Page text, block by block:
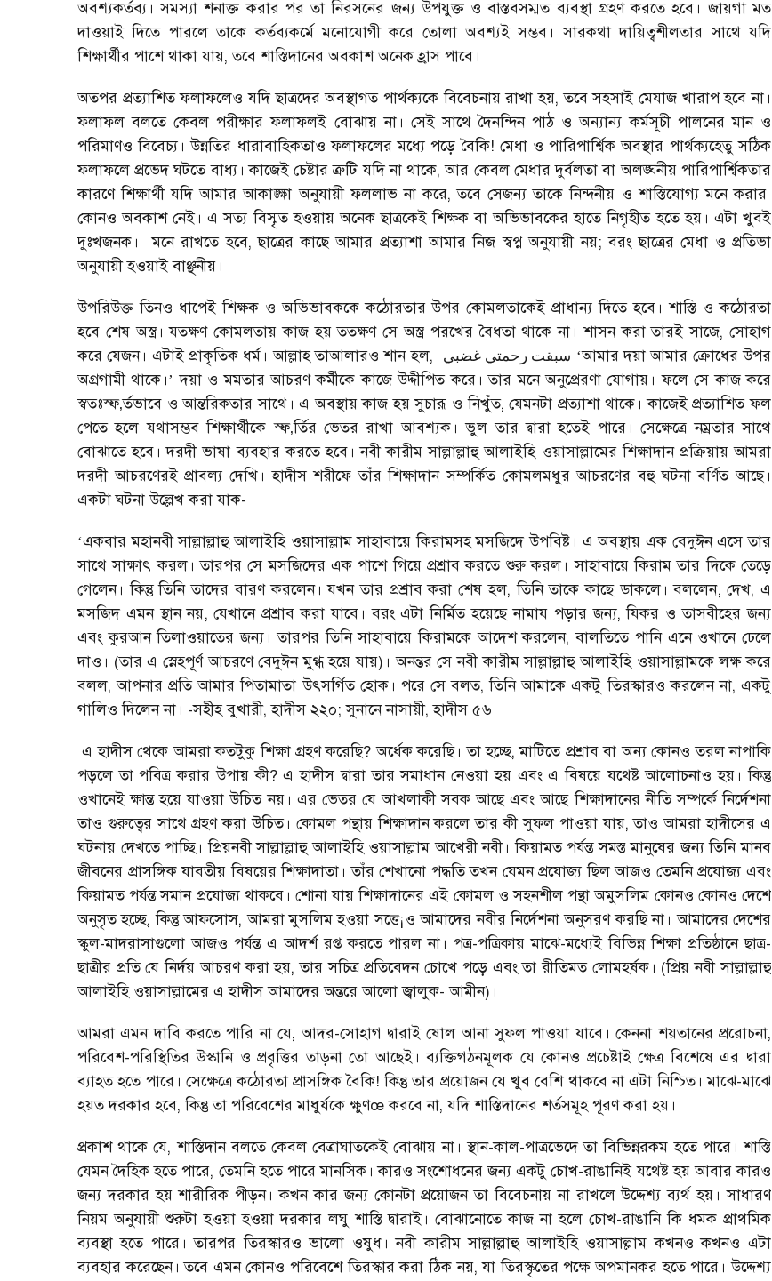
অবশ্যকর্তব্য। সমস্যা শনাক্ত করার পর তা নিরসনের জন্য উপযুক্ত ও বাস্তবসম্মত ব্যবস্থা গ্রহণ করতে হবে। জায়গা মত
দাওয়াই দিতে পারলে তাকে কর্তব্যকর্মে মনোযোগী করে তোলা অবশ্যই সম্ভব। সারকথা দায়িত্বশীলতার সাথে যদি
শিক্ষার্থীর পাশে থাকা যায়,তবে শাস্তিদানের অবকাশ অনেক হ্রাস পাবে।
অতপর প্রত্যাশিত ফলাফলেও যদি ছাত্রদের অবস্থাগত পার্থক্যকে বিবেচনায় রাখা হয়,তবে সহসাই মেযাজ খারাপ হবে না।
ফলাফল বলতে কেবল পরীক্ষার ফলাফলই বোঝায় না। সেই সাথে দৈনন্দিন পাঠ ও অন্যান্য কর্মসূচী পালনের মান ও
পরিমাণও বিবেচ্য। উন্নতির ধারাবাহিকতাও ফলাফলের মধ্যে পড়ে বৈকি! মেধা ও পারিপার্শ্বিক অবস্থার পার্থক্যহেতু সঠিক
ফলাফলে প্রভেদ ঘটতে বাধ্য। কাজেই চেষ্টার ত্রুটি যদি না থাকে,আর কেবল মেধার দুর্বলতা বা অলঙ্ঘনীয় পারিপার্শ্বিকতার
কারণে শিক্ষার্থী যদি আমার আকাঙ্ক্ষা অনুযায়ী ফললাভ না করে,তবে সেজন্য তাকে নিন্দনীয় ও শাস্তিযোগ্য মনে করার
কোনও অবকাশ নেই। এ সত্য বিস্মৃত হওয়ায় অনেক ছাত্রকেই শিক্ষক বা অভিভাবকের হাতে নিগৃহীত হতে হয়। এটা খুবই
দুঃখজনক।
মনে রাখতে হবে,ছাত্রের কাছে আমার প্রত্যাশা আমার নিজ স্বপ্ন অনুযায়ী নয়;বরং ছাত্রের মেধা ও প্রতিভা
অনুযায়ী হওয়াই বাঞ্ছনীয়।
উপরিউক্ত তিনও ধাপেই শিক্ষক ও অভিভাবককে কঠোরতার উপর কোমলতাকেই প্রাধান্য দিতে হবে। শাস্তি ও কঠোরতা
হবে শেষ অস্ত্র। যতক্ষণ কোমলতায় কাজ হয় ততক্ষণ সে অস্ত্র পরখের বৈধতা থাকে না। শাসন করা তারই সাজে, সোহাগ
করে যেজন। এটাই প্রাকৃতিক ধর্ম। আল্লাহ তাআলারও শান হল, سبقت رحمتي غضبي ‘আমার দয়া আমার ক্রোধের উপর
অগ্রগামী থাকে।’দয়া ও মমতার আচরণ কর্মীকে কাজে উদ্দীপিত করে। তার মনে অনুপ্রেরণা যোগায়। ফলে সে কাজ করে
স্বতঃস্ফ‚র্তভাবে ও আন্তরিকতার সাথে। এ অবস্থায় কাজ হয় সুচারূ ও নিখুঁত,যেমনটা প্রত্যাশা থাকে। কাজেই প্রত্যাশিত ফল
পেতে হলে যথাসম্ভব শিক্ষার্থীকে স্ফ‚র্তির ভেতর রাখা আবশ্যক। ভুল তার দ্বারা হতেই পারে। সেক্ষেত্রে নম্রতার সাথে
বোঝাতে হবে। দরদী ভাষা ব্যবহার করতে হবে। নবী কারীম সাল্লাল্লাহু আলাইহি ওয়াসাল্লামের শিক্ষাদান প্রক্রিয়ায় আমরা
দরদী আচরণেরই প্রাবল্য দেখি। হাদীস শরীফে তাঁর শিক্ষাদান সম্পর্কিত কোমলমধুর আচরণের বহু ঘটনা বর্ণিত আছে।
একটা ঘটনা উল্লেখ করা যাক-
‘একবার মহানবী সাল্লাল্লাহু আলাইহি ওয়াসাল্লাম সাহাবায়ে কিরামসহ মসজিদে উপবিষ্ট। এ অবস্থায় এক বেদুঈন এসে তার
সাথে সাক্ষাৎ করল। তারপর সে মসজিদের এক পাশে গিয়ে প্রশ্রাব করতে শুরু করল। সাহাবায়ে কিরাম তার দিকে তেড়ে
গেলেন। কিন্তু তিনি তাদের বারণ করলেন। যখন তার প্রশ্রাব করা শেষ হল,তিনি তাকে কাছে ডাকলে। বললেন,দেখ, এ
মসজিদ এমন স্থান নয়,যেখানে প্রশ্রাব করা যাবে। বরং এটা নির্মিত হয়েছে নামায পড়ার জন্য,যিকর ও তাসবীহের জন্য
এবং কুরআন তিলাওয়াতের জন্য। তারপর তিনি সাহাবায়ে কিরামকে আদেশ করলেন,বালতিতে পানি এনে ওখানে ঢেলে
দাও। (তার এ স্নেহপূর্ণ আচরণে বেদুঈন মুগ্ধ হয়ে যায়)। অনন্তর সে নবী কারীম সাল্লাল্লাহু আলাইহি ওয়াসাল্লামকে লক্ষ করে
বলল,আপনার প্রতি আমার পিতামাতা উৎসর্গিত হোক। পরে সে বলত,তিনি আমাকে একটু তিরস্কারও করলেন না, একটু
গালিও দিলেন না। -সহীহ বুখারী,হাদীস ২২০;সুনানে নাসায়ী,হাদীস ৫৬
এ হাদীস থেকে আমরা কতটুকু শিক্ষা গ্রহণ করেছি?অর্ধেক করেছি। তা হচ্ছে,মাটিতে প্রশ্রাব বা অন্য কোনও তরল নাপাকি
পড়লে তা পবিত্র করার উপায় কী?এ হাদীস দ্বারা তার সমাধান নেওয়া হয় এবং এ বিষয়ে যথেষ্ট আলোচনাও হয়। কিন্তু
ওখানেই ক্ষান্ত হয়ে যাওয়া উচিত নয়। এর ভেতর যে আখলাকী সবক আছে এবং আছে শিক্ষাদানের নীতি সম্পর্কে নির্দেশনা
তাও গুরুত্বের সাথে গ্রহণ করা উচিত। কোমল পন্থায় শিক্ষাদান করলে তার কী সুফল পাওয়া যায়,তাও আমরা হাদীসের এ
ঘটনায় দেখতে পাচ্ছি। প্রিয়নবী সাল্লাল্লাহু আলাইহি ওয়াসাল্লাম আখেরী নবী। কিয়ামত পর্যন্ত সমস্ত মানুষের জন্য তিনি মানব
জীবনের প্রাসঙ্গিক যাবতীয় বিষয়ের শিক্ষাদাতা। তাঁর শেখানো পদ্ধতি তখন যেমন প্রযোজ্য ছিল আজও তেমনি প্রযোজ্য এবং
কিয়ামত পর্যন্ত সমান প্রযোজ্য থাকবে। শোনা যায় শিক্ষাদানের এই কোমল ও সহনশীল পন্থা অমুসলিম কোনও কোনও দেশে
অনুসৃত হচ্ছে,কিন্তু আফসোস,আমরা মুসলিম হওয়া সত্তে¡ও আমাদের নবীর নির্দেশনা অনুসরণ করছি না। আমাদের দেশের
স্কুল-মাদরাসাগুলো আজও পর্যন্ত এ আদর্শ রপ্ত করতে পারল না। পত্র-পত্রিকায় মাঝে-মধ্যেই বিভিন্ন শিক্ষা প্রতিষ্ঠানে ছাত্র-
ছাত্রীর প্রতি যে নির্দয় আচরণ করা হয়,তার সচিত্র প্রতিবেদন চোখে পড়ে এবং তা রীতিমত লোমহর্ষক। (প্রিয় নবী সাল্লাল্লাহু
আলাইহি ওয়াসাল্লামের এ হাদীস আমাদের অন্তরে আলো জ্বালুক- আমীন)।
আমরা এমন দাবি করতে পারি না যে,আদর-সোহাগ দ্বারাই ষোল আনা সুফল পাওয়া যাবে। কেননা শয়তানের প্ররোচনা,
পরিবেশ-পরিস্থিতির উস্কানি ও প্রবৃত্তির তাড়না তো আছেই। ব্যক্তিগঠনমূলক যে কোনও প্রচেষ্টাই ক্ষেত্র বিশেষে এর দ্বারা
ব্যাহত হতে পারে। সেক্ষেত্রে কঠোরতা প্রাসঙ্গিক বৈকি! কিন্তু তার প্রয়োজন যে খুব বেশি থাকবে না এটা নিশ্চিত। মাঝে-মাঝে
হয়ত দরকার হবে,কিন্তু তা পরিবেশের মাধুর্যকে ক্ষুণœ করবে না,যদি শাস্তিদানের শর্তসমূহ পূরণ করা হয়।
প্রকাশ থাকে যে,শাস্তিদান বলতে কেবল বেত্রাঘাতকেই বোঝায় না। স্থান-কাল-পাত্রভেদে তা বিভিন্নরকম হতে পারে। শাস্তি
যেমন দৈহিক হতে পারে, তেমনি হতে পারে মানসিক। কারও সংশোধনের জন্য একটু চোখ-রাঙানিই যথেষ্ট হয় আবার কারও
জন্য দরকার হয় শারীরিক পীড়ন। কখন কার জন্য কোনটা প্রয়োজন তা বিবেচনায় না রাখলে উদ্দেশ্য ব্যর্থ হয়। সাধারণ
নিয়ম অনুযায়ী শুরুটা হওয়া হওয়া দরকার লঘু শাস্তি দ্বারাই। বোঝানোতে কাজ না হলে চোখ-রাঙানি কি ধমক প্রাথমিক
ব্যবস্থা হতে পারে। তারপর তিরস্কারও ভালো ওষুধ। নবী কারীম সাল্লাল্লাহু আলাইহি ওয়াসাল্লাম কখনও কখনও এটা
ব্যবহার করেছেন। তবে এমন কোনও পরিবেশে তিরস্কার করা ঠিক নয়,যা তিরস্কৃতের পক্ষে অপমানকর হতে পারে। উদ্দেশ্য